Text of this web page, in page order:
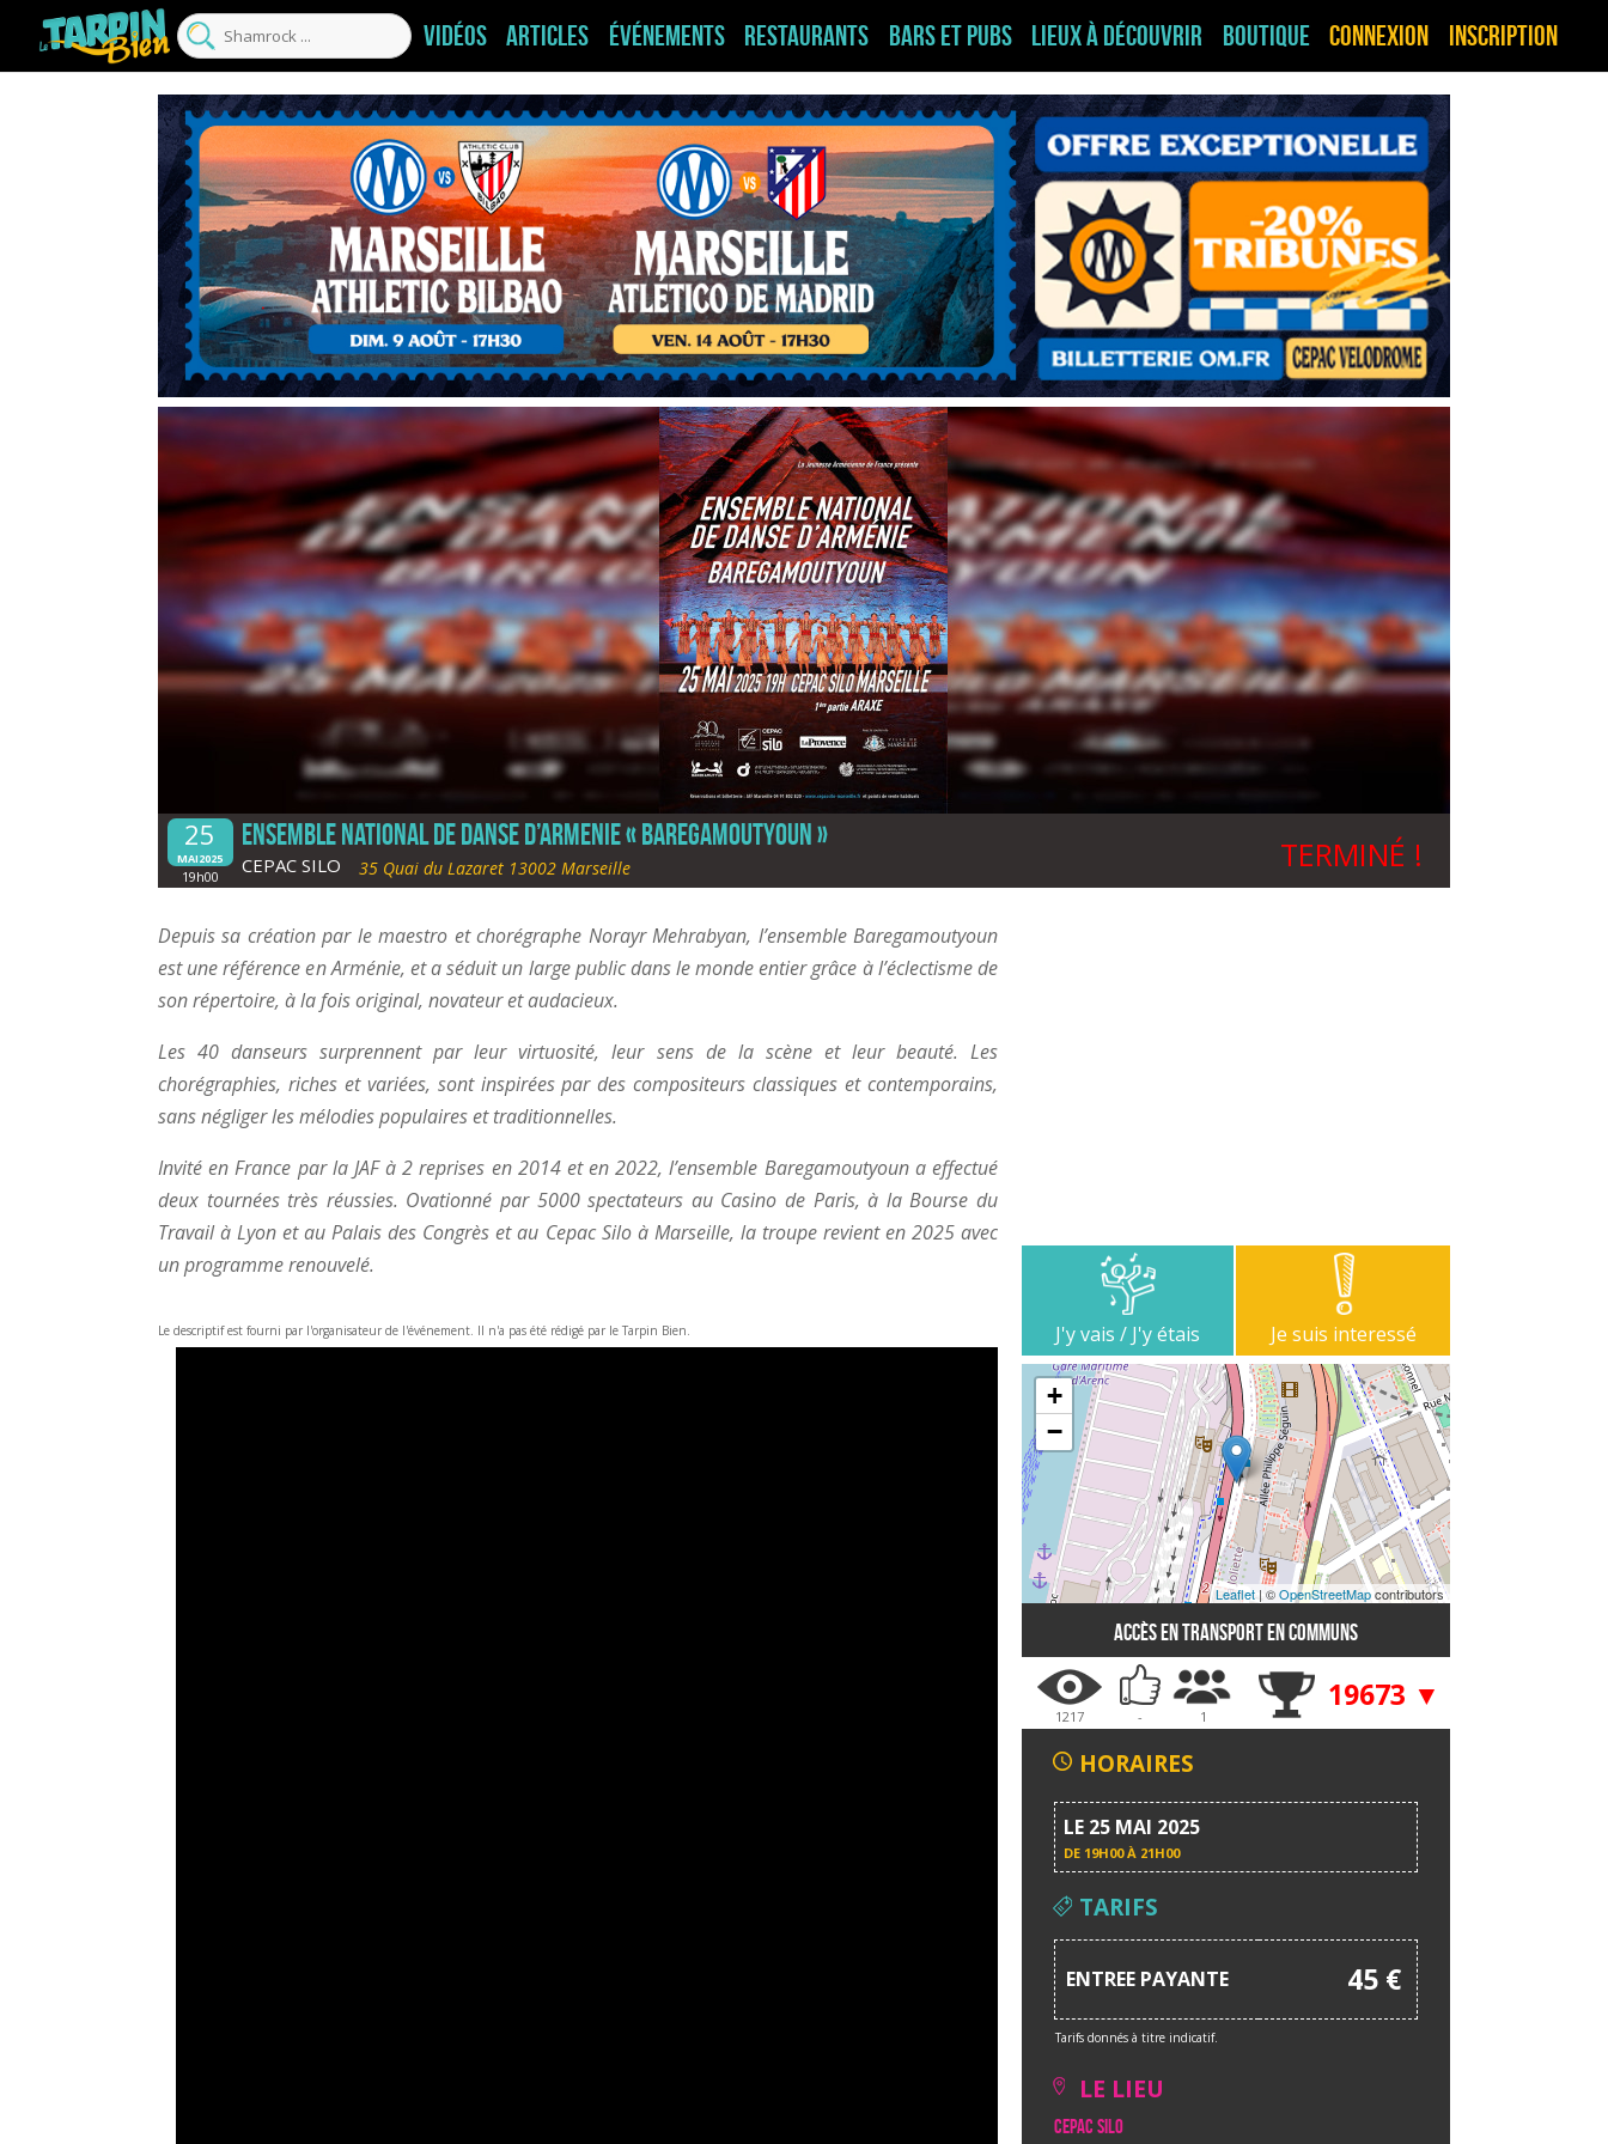
Vidéos Articles Événements Restaurants Bars et pubs Lieux à découvrir Boutique Connexion Inscription
25
MAI2025
19h00
ENSEMBLE NATIONAL DE DANSE D’ARMENIE « BAREGAMOUTYOUN » TERMINÉ !
CEPAC SILO 35 Quai du Lazaret 13002 Marseille
Depuis sa création par le maestro et chorégraphe Norayr Mehrabyan, l’ensemble Baregamoutyoun
est une référence en Arménie, et a séduit un large public dans le monde entier grâce à l’éclectisme de
son répertoire, à la fois original, novateur et audacieux.
Les 40 danseurs surprennent par leur virtuosité, leur sens de la scène et leur beauté. Les
chorégraphies, riches et variées, sont inspirées par des compositeurs classiques et contemporains,
sans négliger les mélodies populaires et traditionnelles.
Invité en France par la JAF à 2 reprises en 2014 et en 2022, l’ensemble Baregamoutyoun a effectué
deux tournées très réussies. Ovationné par 5000 spectateurs au Casino de Paris, à la Bourse du
Travail à Lyon et au Palais des Congrès et au Cepac Silo à Marseille, la troupe revient en 2025 avec
un programme renouvelé.
Le descriptif est fourni par l'organisateur de l'événement. Il n'a pas été rédigé par le Tarpin Bien. J'y vais / J'y étais Je suis interessé
+
−
Leaflet| ©OpenStreetMapcontributors
Accès en transport en communs
1217 - 1
19673 ▼
HORAIRES
LE 25 MAI 2025
DE 19H00 À 21H00
TARIFS
ENTREE PAYANTE 45 €
Tarifs donnés à titre indicatif.
LE LIEU
CEPAC SILO